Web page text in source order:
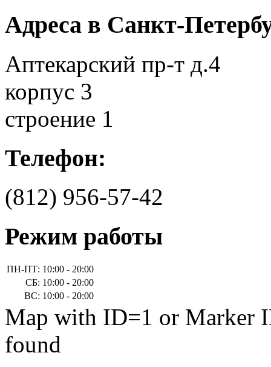
Адреса в Санкт-
Аптекарский пр-т д.4
корпус 3
строение 1
Телефон:
(812) 956-57-42
Режим работы
ПН-ПТ: 10:00 - 20:00
СБ: 10:00 - 20:00
ВС: 10:00 - 20:00
Map with ID=1 or Marker
found